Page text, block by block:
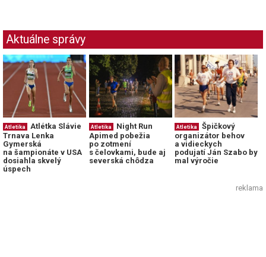
Aktuálne správy
Atletika
Atlétka Slávie
Trnava Lenka
Gymerská
na šampionáte v USA
dosiahla skvelý
úspech
Atletika
Night Run
Apimed pobežia
po zotmení
s čelovkami, bude aj
severská chôdza
Atletika
Špičkový
organizátor behov
a vidieckych
podujatí Ján Szabo by
mal výročie
reklama